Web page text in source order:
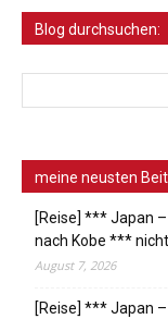
Blog durchsuchen:
meine neusten
[Reise] *** Japan
nach Kobe ***
August 7, 2026
[Reise] *** Japan